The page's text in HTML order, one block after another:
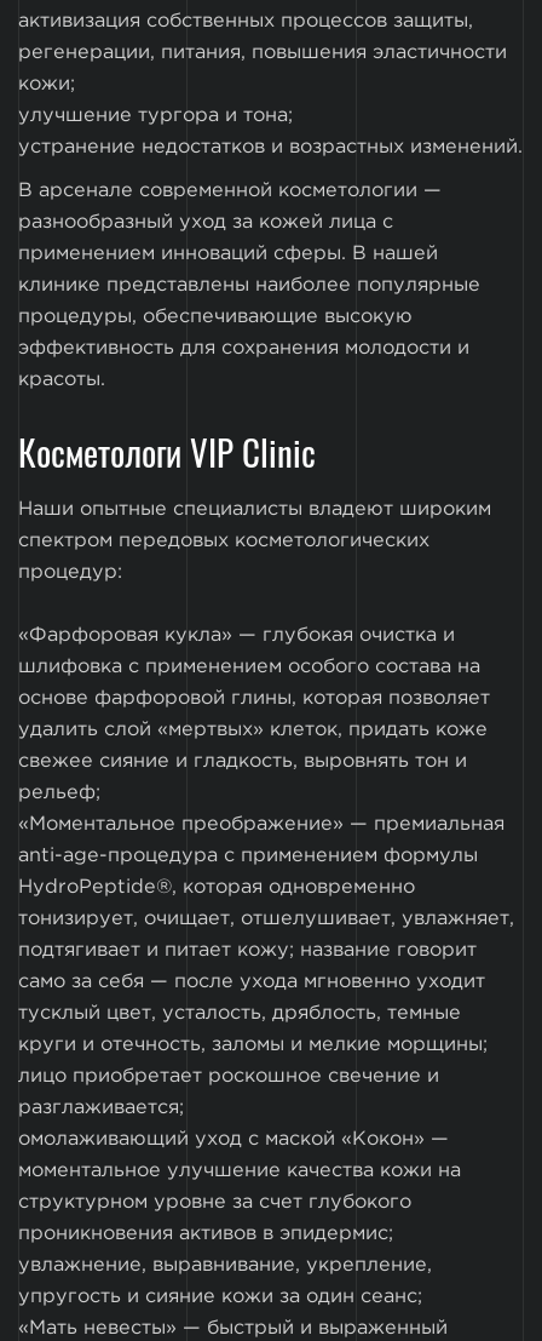
активизация собственных процессов защиты,
регенерации, питания, повышения эластичности
кожи;
улучшение тургора и тона;
устранение недостатков и возрастных изменений.
В арсенале современной косметологии —
разнообразный уход за кожей лица с
применением инноваций сферы. В нашей
клинике представлены наиболее популярные
процедуры, обеспечивающие высокую
эффективность для сохранения молодости и
красоты.
Косметологи VIP Clinic
Наши опытные специалисты владеют широким
спектром передовых косметологических
процедур:
«Фарфоровая кукла» — глубокая очистка и
шлифовка с применением особого состава на
основе фарфоровой глины, которая позволяет
удалить слой «мертвых» клеток, придать коже
свежее сияние и гладкость, выровнять тон и
рельеф;
«Моментальное преображение» — премиальная
anti-age-процедура с применением формулы
HydroPeptide®, которая одновременно
тонизирует, очищает, отшелушивает, увлажняет,
подтягивает и питает кожу; название говорит
само за себя — после ухода мгновенно уходит
тусклый цвет, усталость, дряблость, темные
круги и отечность, заломы и мелкие морщины;
лицо приобретает роскошное свечение и
разглаживается;
омолаживающий уход с маской «Кокон» —
моментальное улучшение качества кожи на
структурном уровне за счет глубокого
проникновения активов в эпидермис;
увлажнение, выравнивание, укрепление,
упругость и сияние кожи за один сеанс;
«Мать невесты» — быстрый и выраженный